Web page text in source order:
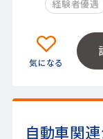
経験者優遇
自動車関